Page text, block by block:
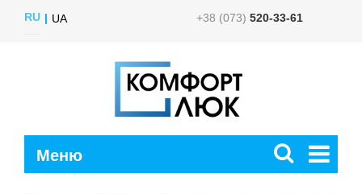
RU UA +38 (073) 520-33-61